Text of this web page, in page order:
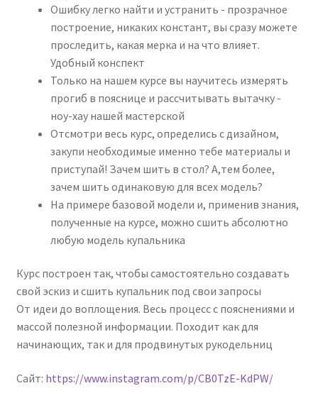
Ошибку легко найти и устранить - прозрачное
построение, никаких констант, вы сразу можете
проследить, какая мерка и на что влияет.
Удобный конспект
Только на нашем курсе вы научитесь измерять
прогиб в пояснице и рассчитывать вытачку -
ноу-хау нашей мастерской
Отсмотри весь курс, определись с дизайном,
закупи необходимые именно тебе материалы и
приступай! Зачем шить в стол? А,тем более,
зачем шить одинаковую для всех модель?
На примере базовой модели и, применив знания,
полученные на курсе, можно сшить абсолютно
любую модель купальника
Курс построен так, чтобы самостоятельно создавать
свой эскиз и сшить купальник под свои запросы
От идеи до воплощения. Весь процесс с пояснениями и
массой полезной информации. Походит как для
начинающих, так и для продвинутых рукодельниц
Сайт: https://www.instagram.com/p/CB0TzE-KdPW/